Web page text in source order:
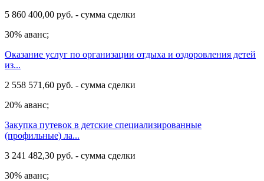
5 860 400,00 руб. - сумма сделки
30% аванс;
Оказание услуг по организации отдыха и оздоровления детей
из...
2 558 571,60 руб. - сумма сделки
20% аванс;
Закупка путевок в детские специализированные
(профильные) ла...
3 241 482,30 руб. - сумма сделки
30% аванс;